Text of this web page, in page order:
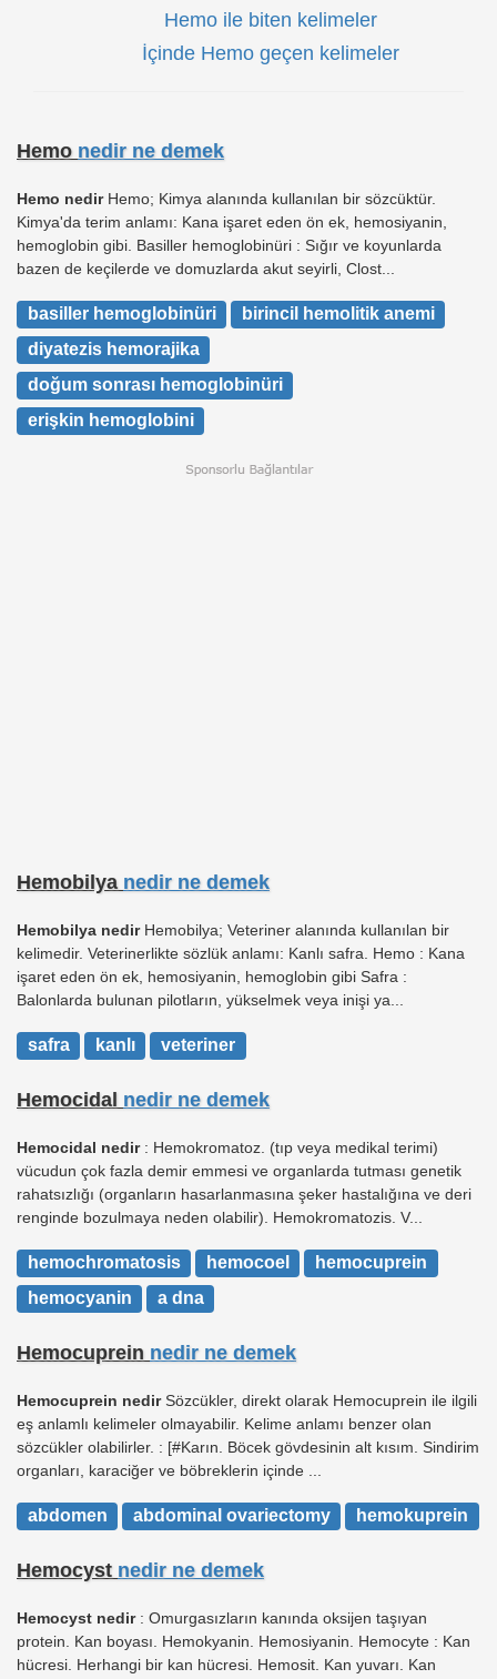
Hemo ile biten kelimeler
İçinde Hemo geçen kelimeler
Hemo nedir ne demek
Hemo nedirHemo; Kimya alanında kullanılan bir sözcüktür.
Kimya'da terim anlamı: Kana işaret eden ön ek, hemosiyanin,
hemoglobin gibi. Basiller hemoglobinüri : Sığır ve koyunlarda
bazen de keçilerde ve domuzlarda akut seyirli, Clost...
basiller hemoglobinüri
birincil hemolitik anemi
diyatezis hemorajika
doğum sonrası hemoglobinüri
erişkin hemoglobini
Hemobilya nedir ne demek
Hemobilya nedirHemobilya; Veteriner alanında kullanılan bir
kelimedir. Veterinerlikte sözlük anlamı: Kanlı safra. Hemo : Kana
işaret eden ön ek, hemosiyanin, hemoglobin gibi Safra :
Balonlarda bulunan pilotların, yükselmek veya inişi ya...
safra kanlı veteriner
Hemocidal nedir ne demek
Hemocidal nedir: Hemokromatoz. (tıp veya medikal terimi)
vücudun çok fazla demir emmesi ve organlarda tutması genetik
rahatsızlığı (organların hasarlanmasına şeker hastalığına ve deri
renginde bozulmaya neden olabilir). Hemokromatozis. V...
hemochromatosis hemocoel
hemocuprein
hemocyanin
a dna
Hemocuprein nedir ne demek
Hemocuprein nedirSözcükler, direkt olarak Hemocuprein ile ilgili
eş anlamlı kelimeler olmayabilir. Kelime anlamı benzer olan
sözcükler olabilirler. : [#Karın. Böcek gövdesinin alt kısım. Sindirim
organları, karaciğer ve böbreklerin içinde ...
abdomen abdominal ovariectomy hemokuprein
Hemocyst nedir ne demek
Hemocyst nedir: Omurgasızların kanında oksijen taşıyan
protein. Kan boyası. Hemokyanin. Hemosiyanin. Hemocyte : Kan
hücresi. Herhangi bir kan hücresi. Hemosit. Kan yuvarı. Kan